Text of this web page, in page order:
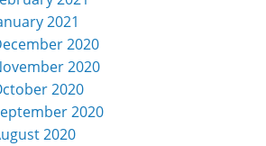
2021
2020
2020
2020
2020
2020